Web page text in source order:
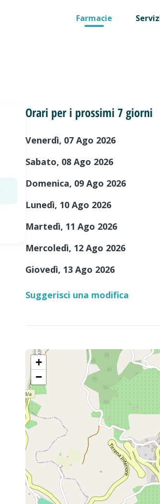
Farmacie
Orari per i prossimi 7 giorni
Venerdì, 07 Ago 2026
Sabato, 08 Ago 2026
Domenica, 09 Ago 2026
Lunedì, 10 Ago 2026
Martedì, 11 Ago 2026
Mercoledì, 12 Ago 2026
Giovedì, 13 Ago 2026
Suggerisci una modifica
+
−